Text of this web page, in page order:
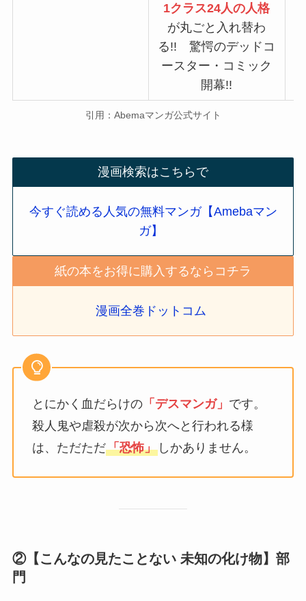
1クラス24人の人格
が丸ごと入れ替わ
る!! 驚愕のデッドコ
ースター・コミック
開幕!!
引用：Abemaマンガ公式サイト
漫画検索はこちらで
今すぐ読める人気の無料マンガ【Amebaマン
ガ】
紙の本をお得に購入するならコチラ
漫画全巻ドットコム
とにかく血だらけの「デスマンガ」 です。
殺人鬼や虐殺が次から次へと行われる様
は、ただただ「恐怖」しかありません。
②【こんなの見たことない 未知の化け物】部
門